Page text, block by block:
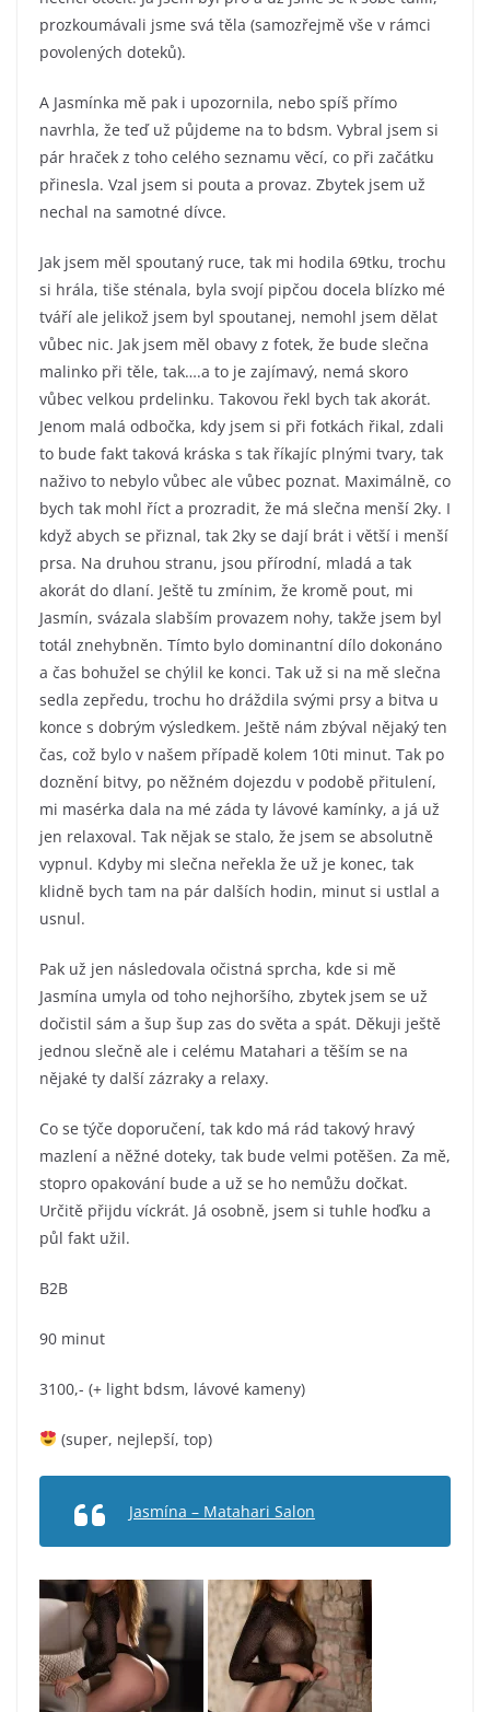
prozkoumávali jsme svá těla (samozřejmě vše v rámci
povolených doteků).
A Jasmínka mě pak i upozornila, nebo spíš přímo
navrhla, že teď už půjdeme na to bdsm. Vybral jsem si
pár hraček z toho celého seznamu věcí, co při začátku
přinesla. Vzal jsem si pouta a provaz. Zbytek jsem už
nechal na samotné dívce.
Jak jsem měl spoutaný ruce, tak mi hodila 69tku, trochu
si hrála, tiše sténala, byla svojí pipčou docela blízko mé
tváří ale jelikož jsem byl spoutanej, nemohl jsem dělat
vůbec nic. Jak jsem měl obavy z fotek, že bude slečna
malinko při těle, tak….a to je zajímavý, nemá skoro
vůbec velkou prdelinku. Takovou řekl bych tak akorát.
Jenom malá odbočka, kdy jsem si při fotkách řikal, zdali
to bude fakt taková kráska s tak říkajíc plnými tvary, tak
naživo to nebylo vůbec ale vůbec poznat. Maximálně, co
bych tak mohl říct a prozradit, že má slečna menší 2ky. I
když abych se přiznal, tak 2ky se dají brát i větší i menší
prsa. Na druhou stranu, jsou přírodní, mladá a tak
akorát do dlaní. Ještě tu zmínim, že kromě pout, mi
Jasmín, svázala slabším provazem nohy, takže jsem byl
totál znehybněn. Tímto bylo dominantní dílo dokonáno
a čas bohužel se chýlil ke konci. Tak už si na mě slečna
sedla zepředu, trochu ho dráždila svými prsy a bitva u
konce s dobrým výsledkem. Ještě nám zbýval nějaký ten
čas, což bylo v našem případě kolem 10ti minut. Tak po
doznění bitvy, po něžném dojezdu v podobě přitulení,
mi masérka dala na mé záda ty lávové kamínky, a já už
jen relaxoval. Tak nějak se stalo, že jsem se absolutně
vypnul. Kdyby mi slečna neřekla že už je konec, tak
klidně bych tam na pár dalších hodin, minut si ustlal a
usnul.
Pak už jen následovala očistná sprcha, kde si mě
Jasmína umyla od toho nejhoršího, zbytek jsem se už
dočistil sám a šup šup zas do světa a spát. Děkuji ještě
jednou slečně ale i celému Matahari a těším se na
nějaké ty další zázraky a relaxy.
Co se týče doporučení, tak kdo má rád takový hravý
mazlení a něžné doteky, tak bude velmi potěšen. Za mě,
stopro opakování bude a už se ho nemůžu dočkat.
Určitě přijdu víckrát. Já osobně, jsem si tuhle hoďku a
půl fakt užil.
B2B
90 minut
3100,- (+ light bdsm, lávové kameny)
(super, nejlepší, top)
Jasmína – Matahari Salon